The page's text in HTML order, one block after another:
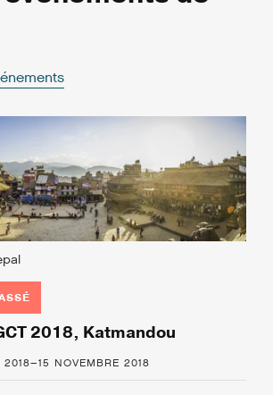
2018, Katmandou
2018–15 NOVEMBRE 2018